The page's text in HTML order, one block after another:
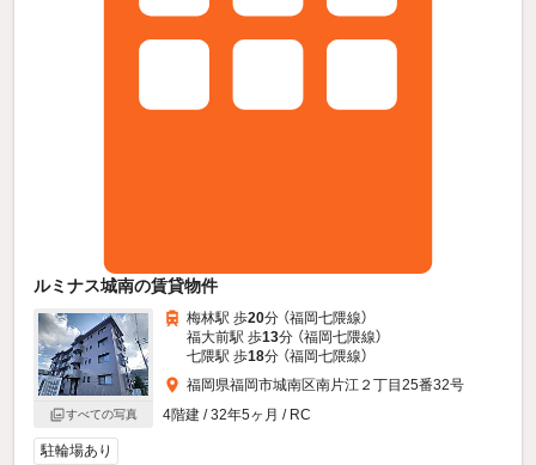
ルミナス城南の賃貸物件
すべての写真
梅林駅 歩20分 （福岡七隈線）
福大前駅 歩13分 （福岡七隈線）
七隈駅 歩18分 （福岡七隈線）
福岡県福岡市城南区南片江２丁目25番32号
4階建 / 32年5ヶ月 / RC
駐輪場あり